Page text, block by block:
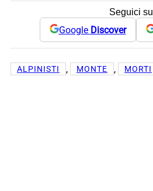
Seguici su
Google Discover
ALPINISTI , MONTE , MORTI